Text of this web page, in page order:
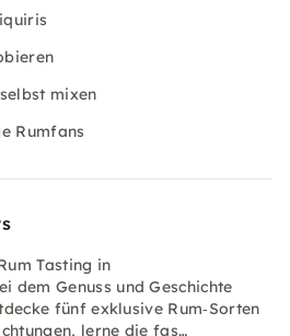
mixen
Rumfans
Tasting in
dem Genuss und Geschichte
fünf exklusive Rum‑Sorten
lerne die fas…